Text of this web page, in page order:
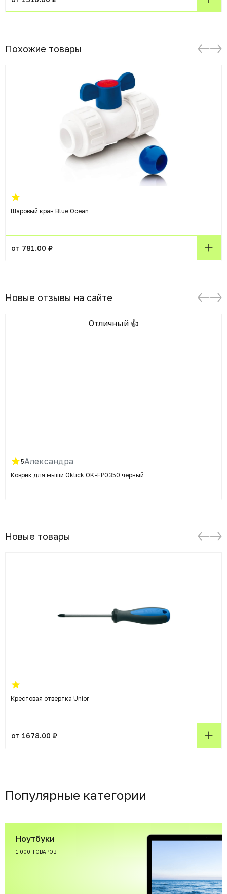
Похожие товары
Шаровый кран Blue Ocean
от 781.00 ₽
Новые отзывы на сайте
Отличный 👍
5Александра
Коврик для мыши Oklick OK-FP0350 черный
Новые товары
Крестовая отвертка Unior
от 1678.00 ₽
Популярные категории
Ноутбуки
1 000 ТОВАРОВ